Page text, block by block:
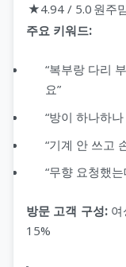
★4.94 / 5.0 원주
주요 키워드:
“복부랑 다리
요”
“방이 하나하
“기계 안 쓰고
“무향 요청했
방문 고객 구성:여
15%